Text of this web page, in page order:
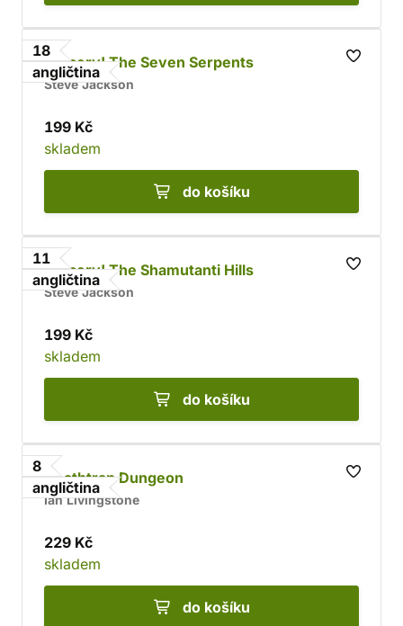
18
angličtina
Sorcery! The Seven Serpents
Steve Jackson
199 Kč
skladem
do košíku
11
angličtina
Sorcery! The Shamutanti Hills
Steve Jackson
199 Kč
skladem
do košíku
8
angličtina
Deathtrap Dungeon
Ian Livingstone
229 Kč
skladem
do košíku